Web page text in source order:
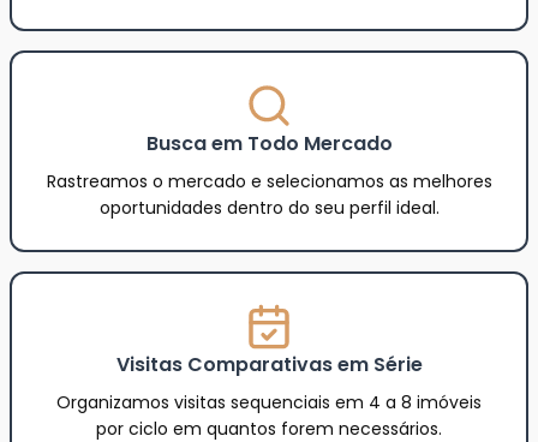
Busca em Todo Mercado
Rastreamos o mercado e selecionamos as melhores
oportunidades dentro do seu perfil ideal.
Visitas Comparativas em Série
Organizamos visitas sequenciais em 4 a 8 imóveis
por ciclo em quantos forem necessários.